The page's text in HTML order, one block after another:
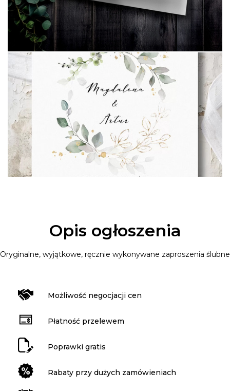
Opis ogłoszenia
Oryginalne, wyjątkowe, ręcznie wykonywane zaproszenia ślubne
Możliwość negocjacji cen
Płatność przelewem
Poprawki gratis
Rabaty przy dużych zamówieniach